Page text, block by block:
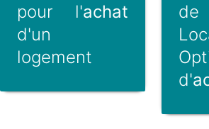
pour l'achat
d'un
logement
d'